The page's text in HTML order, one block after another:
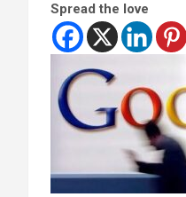
Spread the love